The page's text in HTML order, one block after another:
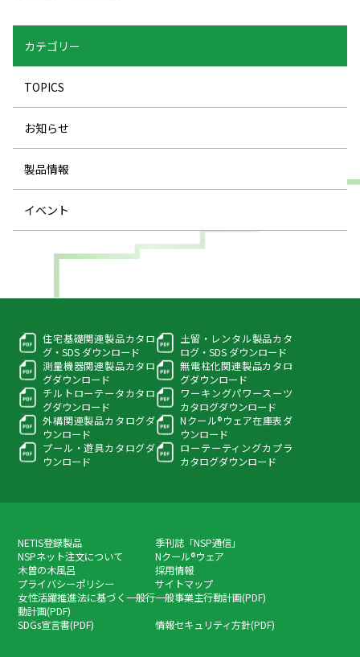
カテゴリー
TOPICS
お知らせ
製品情報
イベント
住宅基礎関連製品カタロ
グ・SDS ダウンロード
土留・レンタル製品カタ
ログ・ SDS ダウンロード
測量機器関連製品カタロ
グダウンロード
無電柱化関連製品カタロ
グダウンロード
チルトローテータカタロ
グダウンロード
ワーキングパワースーツ
カタログダウンロード
外構関連製品カタログダ
ウンロード
Nクール®ウェア在庫表ダ
ウンロード
プール・遊具カタログダ
ウンロード
ローテーティングカプラ
カタログダウンロード
NETIS登録製品
季刊誌「NSP通信」
NSPネット注文について
Nクール®ウェア
木曽の木風呂
採用情報
プライバシーポリシー
サイトマップ
女性活躍推進法に基づく一般行
動計画(PDF)
一般事業主行動計画(PDF)
SDGs宣言書(PDF)
情報セキュリティ方針(PDF)